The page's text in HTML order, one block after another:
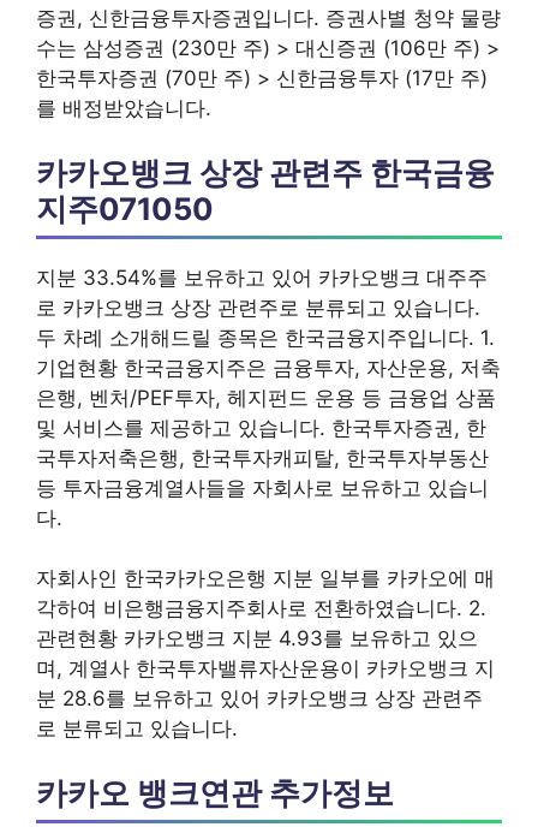
증권, 신한금융투자증권입니다. 증권사별 청약 물량
수는 삼성증권 (230만 주) > 대신증권 (106만 주) >
한국투자증권 (70만 주) > 신한금융투자 (17만 주)
를 배정받았습니다.
카카오뱅크 상장 관련주 한국금융
지주071050
지분 33.54%를 보유하고 있어 카카오뱅크 대주주
로 카카오뱅크 상장 관련주로 분류되고 있습니다.
두 차례 소개해드릴 종목은 한국금융지주입니다. 1.
기업현황 한국금융지주은 금융투자, 자산운용, 저축
은행, 벤처/PEF투자, 헤지펀드 운용 등 금융업 상품
및 서비스를 제공하고 있습니다. 한국투자증권, 한
국투자저축은행, 한국투자캐피탈, 한국투자부동산
등 투자금융계열사들을 자회사로 보유하고 있습니
다.
자회사인 한국카카오은행 지분 일부를 카카오에 매
각하여 비은행금융지주회사로 전환하였습니다. 2.
관련현황 카카오뱅크 지분 4.93를 보유하고 있으
며, 계열사 한국투자밸류자산운용이 카카오뱅크 지
분 28.6를 보유하고 있어 카카오뱅크 상장 관련주
로 분류되고 있습니다.
카카오 뱅크연관 추가정보